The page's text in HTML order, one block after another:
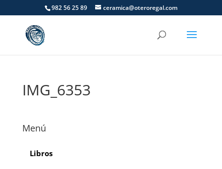
982 56 25 89 ceramica@oteroregal.com
IMG_6353
Menú
Libros